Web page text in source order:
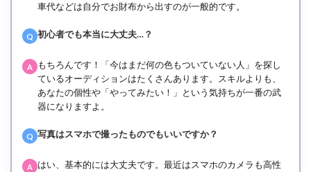
車代などは自分でお財布から出すのが一般的です。
Q 初心者でも本当に大丈夫…？
A
もちろんです！「今はまだ何の色もついていない人」を探し
ているオーディションはたくさんあります。スキルよりも、
あなたの個性や「やってみたい！」という気持ちが一番の武
器になりますよ。
Q 写真はスマホで撮ったものでもいいですか？
A
はい、基本的には大丈夫です。最近はスマホのカメラも高性